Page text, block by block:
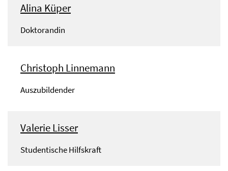
Alina Küper
Doktorandin
Christoph Linnemann
Auszubildender
Valerie Lisser
Studentische Hilfskraft